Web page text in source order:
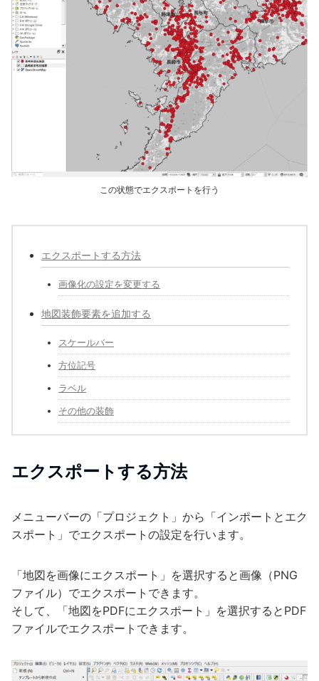
この状態でエクスポートを行う
エクスポートする方法
画像化の設定を変更する
地図装飾要素を追加する
スケールバー
方位記号
ラベル
その他の装飾
エクスポートする方法
メニューバーの「プロジェクト」から「インポートとエク
スポート」でエクスポートの設定を行います。
「地図を画像にエクスポート」を選択すると画像（PNG
ファイル）でエクスポートできます。
そして、「地図をPDFにエクスポート」を選択するとPDF
ファイルでエクスポートできます。